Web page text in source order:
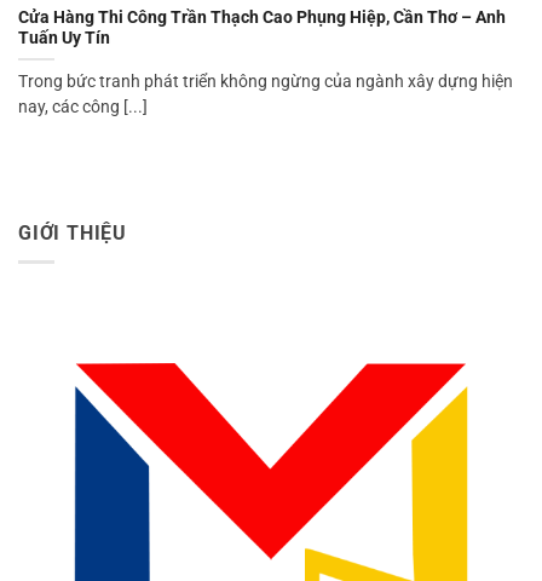
Cửa Hàng Thi Công Trần Thạch Cao Phụng Hiệp, Cần Thơ – Anh
Tuấn Uy Tín
Trong bức tranh phát triển không ngừng của ngành xây dựng hiện
nay, các công [...]
GIỚI THIỆU